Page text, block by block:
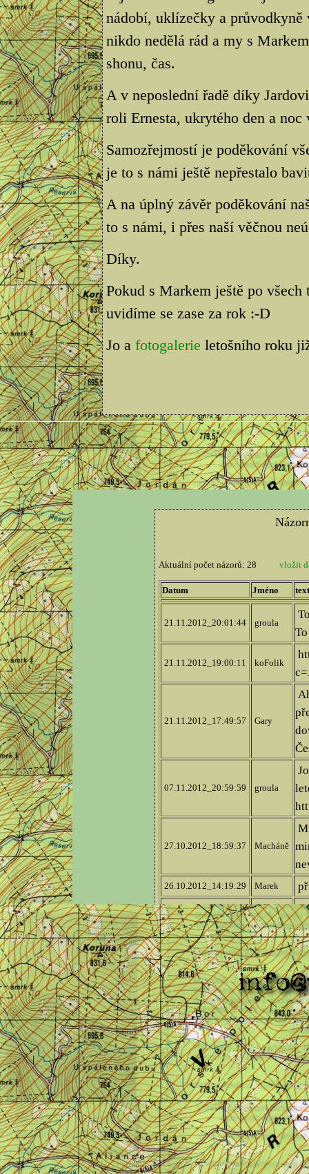
nádobí, uklízečky a průvodkyně
nikdo nedělá rád a my s
shonu, čas.
A v neposlední řadě díky
roli Ernesta, ukrytého den a
Samozřejmostí je poděkování
je to s námi ještě nepřestalo
A na úplný závěr poděkování
to s námi, i přes naší věčnou
Díky.
Pokud s Markem ještě po
uvidíme se zase za rok :-D
Jo a fotogalerie letošního roku